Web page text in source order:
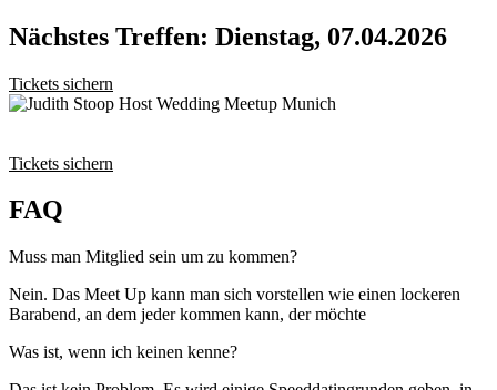
Nächstes Treffen: Dienstag, 07.04.2026
Tickets sichern
Tickets sichern
FAQ
Muss man Mitglied sein um zu kommen?
Nein. Das Meet Up kann man sich vorstellen wie einen lockeren
Barabend, an dem jeder kommen kann, der möchte
Was ist, wenn ich keinen kenne?